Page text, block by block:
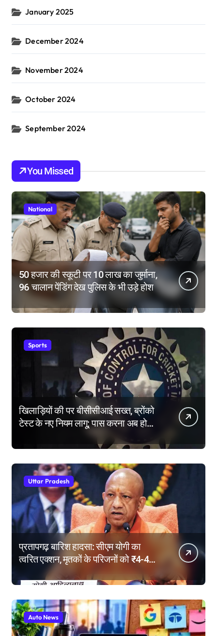
January 2025
December 2024
November 2024
October 2024
September 2024
You Missed
National
50 हजार की स्कूटी पर 10 लाख का जुर्माना,
96 चालान पेंडिंग देख पुलिस के भी उड़े होश
Sports
खिलाड़ियों की पर बीसीसीआई सख्त, ब्रोंको
टेस्ट के नए नियम लागू; पास करना अब होगा
Uttar Pradesh
प्रतापगढ़ बारिश हादसा: सीएम योगी का
त्वरित एक्शन, मृतकों के परिजनों को ₹4-4
लाख की सहायता, घायलों के बेहतर इलाज के
निर्देश
Auto News